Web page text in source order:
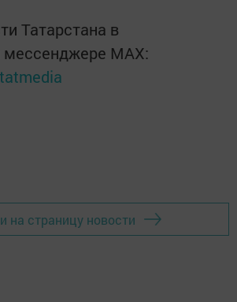
Татарстана в
мессенджере MАХ:
на страницу новости